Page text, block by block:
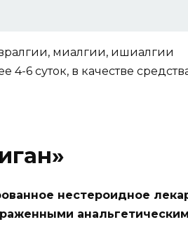
миалгии, ишиалгии
4-6 суток, в качестве
нестероидное